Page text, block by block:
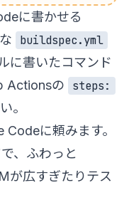
に書かせる
buildspec.yml
に書いたコマンド
Actionsの
steps:
。
に頼みます。
、ふわっと
が広すぎたりテス